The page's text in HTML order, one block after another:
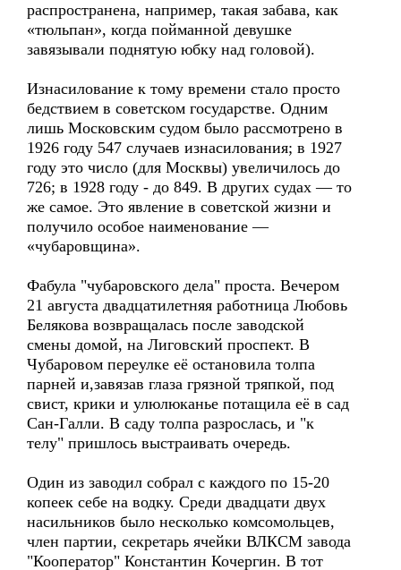
распространена, например, такая забава, как
«тюльпан», когда пойманной девушке
завязывали поднятую юбку над головой).
Изнасилование к тому времени стало просто
бедствием в советском государстве. Одним
лишь Московским судом было рассмотрено в
1926 году 547 случаев изнасилования; в 1927
году это число (для Москвы) увеличилось до
726; в 1928 году - до 849. В других судах — то
же самое. Это явление в советской жизни и
получило особое наименование —
«чубаровщина».
Фабула "чубаровского дела" проста. Вечером
21 августа двадцатилетняя работница Любовь
Белякова возвращалась после заводской
смены домой, на Лиговский проспект. В
Чубаровом переулке её остановила толпа
парней и,завязав глаза грязной тряпкой, под
свист, крики и улюлюканье потащила её в сад
Сан-Галли. В саду толпа разрослась, и "к
телу" пришлось выстраивать очередь.
Один из заводил собрал с каждого по 15-20
копеек себе на водку. Среди двадцати двух
насильников было несколько комсомольцев,
член партии, секретарь ячейки ВЛКСМ завода
"Кооператор" Константин Кочергин. В тот